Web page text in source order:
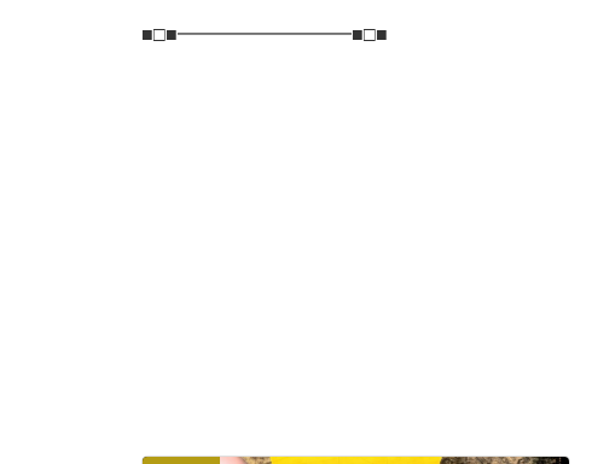
■□■━━━━━━━━━■□■